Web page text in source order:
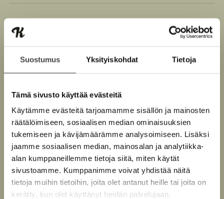
Suostumus Yksityiskohdat Tietoja
Tämä sivusto käyttää evästeitä
Käytämme evästeitä tarjoamamme sisällön ja mainosten
räätälöimiseen, sosiaalisen median ominaisuuksien
tukemiseen ja kävijämäärämme analysoimiseen. Lisäksi
jaamme sosiaalisen median, mainosalan ja analytiikka-
alan kumppaneillemme tietoja siitä, miten käytät
sivustoamme. Kumppanimme voivat yhdistää näitä
tietoja muihin tietoihin, joita olet antanut heille tai joita on
kerätty, kun olet käyttänyt heidän palvelujaan.
Till Lindemann
Matthias Matthies
Alexander Gorkow